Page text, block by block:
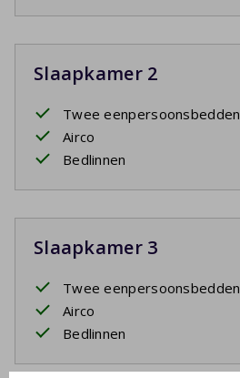
Slaapkamer 2
Twee eenpersoonsbedden
Airco
Bedlinnen
Slaapkamer 3
Twee eenpersoonsbedden
Airco
Bedlinnen